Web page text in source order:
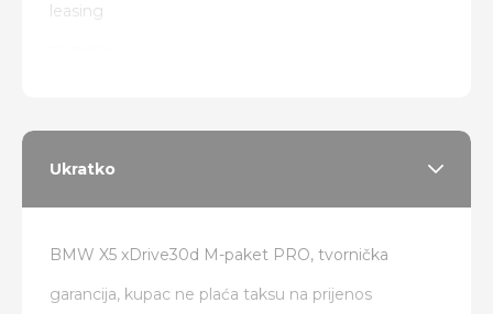
leasing
Ukratko
BMW X5 xDrive30d M-paket PRO, tvornička
garancija, kupac ne plaća taksu na prijenos